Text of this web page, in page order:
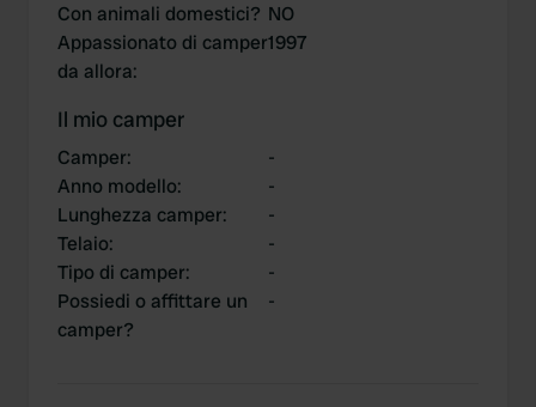
Con animali domestici? NO
Appassionato di camper
da allora:
1997
Il mio camper
Camper:
-
Anno modello:
-
Lunghezza camper:
-
Telaio:
-
Tipo di camper:
-
Possiedi o affittare un
camper?
-